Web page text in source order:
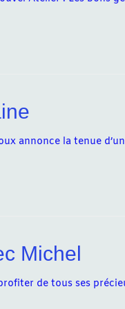
annonce la tenue d’un
Michel
de tous ses